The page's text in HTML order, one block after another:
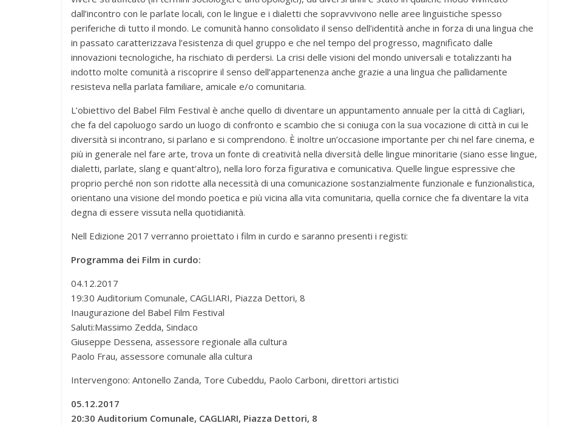
dall’incontro con le parlate locali, con le lingue e i dialetti che sopravvivono nelle aree linguistiche spesso
periferiche di tutto il mondo. Le comunità hanno consolidato il senso dell’identità anche in forza di una lingua che
in passato caratterizzava l’esistenza di quel gruppo e che nel tempo del progresso, magnificato dalle
innovazioni tecnologiche, ha rischiato di perdersi. La crisi delle visioni del mondo universali e totalizzanti ha
indotto molte comunità a riscoprire il senso dell’appartenenza anche grazie a una lingua che pallidamente
resisteva nella parlata familiare, amicale e/o comunitaria.
L’obiettivo del Babel Film Festival è anche quello di diventare un appuntamento annuale per la città di Cagliari,
che fa del capoluogo sardo un luogo di confronto e scambio che si coniuga con la sua vocazione di città in cui le
diversità si incontrano, si parlano e si comprendono. È inoltre un’occasione importante per chi nel fare cinema, e
più in generale nel fare arte, trova un fonte di creatività nella diversità delle lingue minoritarie (siano esse lingue,
dialetti, parlate, slang e quant’altro), nella loro forza figurativa e comunicativa. Quelle lingue espressive che
proprio perché non son ridotte alla necessità di una comunicazione sostanzialmente funzionale e funzionalistica,
orientano una visione del mondo poetica e più vicina alla vita comunitaria, quella cornice che fa diventare la vita
degna di essere vissuta nella quotidianità.
Nell Edizione 2017 verranno proiettato i film in curdo e saranno presenti i registi:
Programma dei Film in curdo:
04.12.2017
19:30 Auditorium Comunale, CAGLIARI, Piazza Dettori, 8
Inaugurazione del Babel Film Festival
Saluti:Massimo Zedda, Sindaco
Giuseppe Dessena, assessore regionale alla cultura
Paolo Frau, assessore comunale alla cultura
Intervengono: Antonello Zanda, Tore Cubeddu, Paolo Carboni, direttori artistici
05.12.2017
20:30 Auditorium Comunale, CAGLIARI, Piazza Dettori, 8